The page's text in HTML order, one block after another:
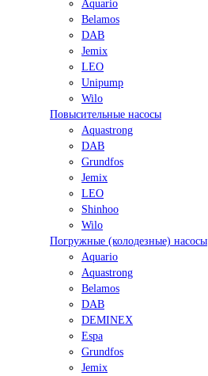
Aquario
Belamos
DAB
Jemix
LEO
Unipump
Wilo
Повысительные насосы
Aquastrong
DAB
Grundfos
Jemix
LEO
Shinhoo
Wilo
Погружные (колодезные) насосы
Aquario
Aquastrong
Belamos
DAB
DEMINEX
Espa
Grundfos
Jemix